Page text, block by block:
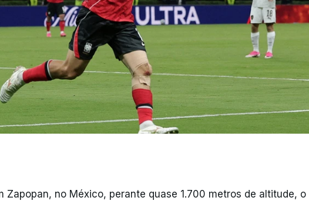
Zapopan, no México, perante quase 1.700 metros de altitude, o